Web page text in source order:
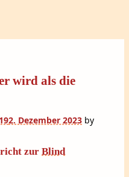
wird als die
2. Dezember 2023 by
zur Blind